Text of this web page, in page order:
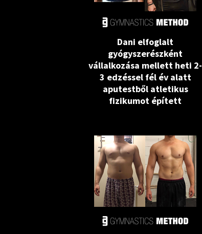
Dani elfoglalt
gyógyszerészként
vállalkozása mellett heti 2-
3 edzéssel fél év alatt
aputestből atletikus
fizikumot épített